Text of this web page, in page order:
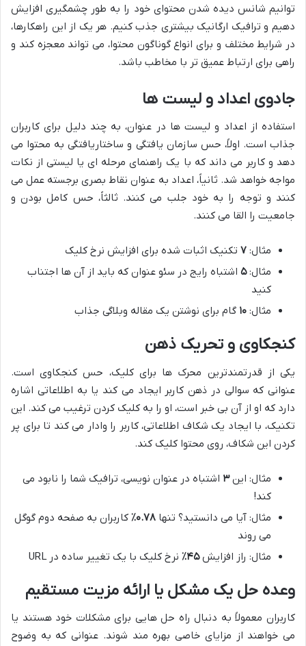
توانیم شانس دیده شدن محتوای خود را به طور چشمگیری افزایش
دهیم و ترافیک ارگانیک بیشتری جذب کنیم. هر یک از این راهکارها،
در شرایط مختلف و برای انواع گوناگون محتوا، می تواند معجزه کند و
راهی برای ارتباط عمیق تر با مخاطب باشد.
جادوی اعداد و لیست ها
استفاده از اعداد و لیست ها در عنوان، به چند دلیل برای کاربران
جذاب است. اولاً، حس سازمان یافتگی و ساختاریافتگی به محتوا می
دهد و کاربر می داند که با یک راهنمای مرحله ای یا لیستی از نکات
مواجه خواهد شد. ثانیاً، اعداد به عنوان نقاط بصری برجسته عمل می
کنند و توجه را به خود جلب می کنند. ثالثاً، حس کامل بودن و
جامعیت را القا می کنند.
مثال: ۷ تکنیک اثبات شده برای افزایش نرخ کلیک
مثال:۵ اشتباه رایج در سئو عنوان که باید از آن ها اجتناب
کنید
مثال: ۱۰ گام برای نوشتن یک مقاله وبلاگی جذاب
کنجکاوی و تحریک ذهن
یکی از قدرتمندترین محرک ها برای کلیک، حس کنجکاوی است.
عنوانی که سوالی در ذهن کاربر ایجاد می کند یا به اطلاعاتی اشاره
دارد که او از آن بی خبر است، او را به کلیک کردن ترغیب می کند. این
تکنیک، با ایجاد یک شکاف اطلاعاتی، کاربر را وادار می کند تا برای پر
کردن این شکاف، روی محتوا کلیک کند.
مثال: این۳ اشتباه در عنوان نویسی، ترافیک شما را نابود می
کند!
مثال: آیا می دانستید؟ تنها ۰.۷۸٪ کاربران به صفحه دوم گوگل
می روند
مثال: راز افزایش۴۵٪ نرخ کلیک با یک تغییر ساده در URL
وعده حل یک مشکل یا ارائه مزیت مستقیم
کاربران معمولاً به دنبال راه حل هایی برای مشکلات خود هستند یا
می خواهند از مزایای خاصی بهره مند شوند. عنوانی که به وضوح